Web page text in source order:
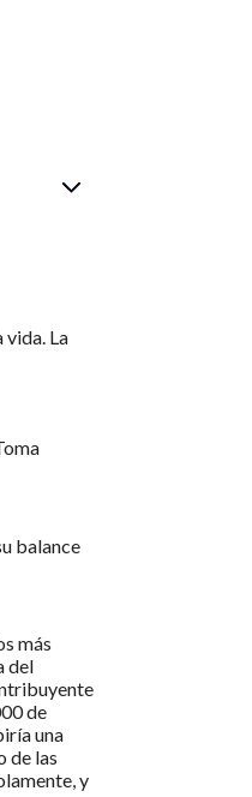
vida. La
balance
más
del
de
una
de las
y